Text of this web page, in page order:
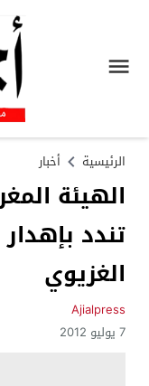
الرئيسية أخبار
الهيئة
تندد
الغزيوي
Ajialpress
7 يوليو 2012